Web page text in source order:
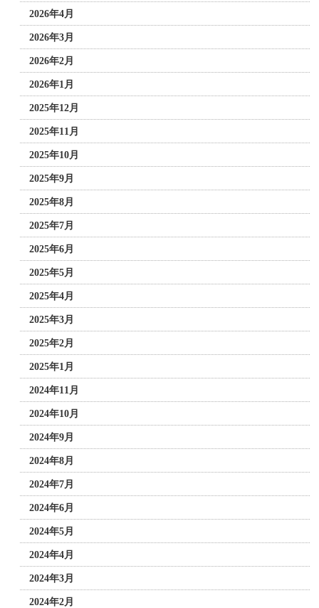
2026年4月
2026年3月
2026年2月
2026年1月
2025年12月
2025年11月
2025年10月
2025年9月
2025年8月
2025年7月
2025年6月
2025年5月
2025年4月
2025年3月
2025年2月
2025年1月
2024年11月
2024年10月
2024年9月
2024年8月
2024年7月
2024年6月
2024年5月
2024年4月
2024年3月
2024年2月